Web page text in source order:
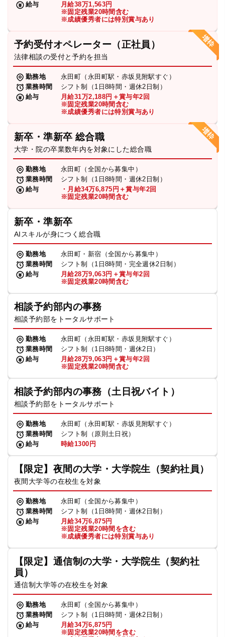
給与
月給38万1,563円
※固定残業20時間含む
※成績優秀者には特別賞与あり
予約受付オペレーター（正社員）
法律相談の受付と予約を担当
勤務地
永田町（永田町駅・赤坂見附駅すぐ）
業務時間
シフト制（1日8時間・週休2日制）
給与
月給31万2,188円＋賞与年2回
※固定残業20時間含む
※成績優秀者には特別賞与あり
新卒・準新卒 総合職
大学・院の卒業数年内を対象にした総合職
勤務地
永田町（全国から募集中）
業務時間
シフト制（1日8時間・週休2日制）
給与
・月給34万6,875円＋賞与年2回
※固定残業20時間含む
新卒・準新卒
AIスキルが身につく総合職
勤務地
永田町・新宿（全国から募集中）
業務時間
シフト制（1日8時間・完全週休2日制）
給与
月給28万9,063円＋賞与年2回
※固定残業20時間含む
相談予約部内の事務
相談予約部をトータルサポート
勤務地
永田町（永田町駅・赤坂見附駅すぐ）
業務時間
シフト制（1日8時間・週休2日）
給与
月給28万9,063円＋賞与年2回
※固定残業20時間含む
相談予約部内の事務（土日祝バイト）
相談予約部をトータルサポート
勤務地
永田町（永田町駅・赤坂見附駅すぐ）
業務時間
シフト制（原則土日祝）
給与
時給1300円
【限定】夜間の大学・大学院生（契約社員）
夜間大学等の在校生を対象
勤務地
永田町（全国から募集中）
業務時間
シフト制（1日8時間・週休2日制）
給与
月給34万6,875円
※固定残業20時間を含む
※成績優秀者には特別賞与あり
【限定】通信制の大学・大学院生（契約社
員）
通信制大学等の在校生を対象
勤務地
永田町（全国から募集中）
業務時間
シフト制（1日8時間・週休2日制）
給与
月給34万6,875円
※固定残業20時間を含む